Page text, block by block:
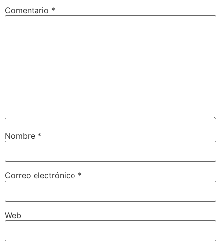
Comentario *
Nombre *
Correo electrónico *
Web